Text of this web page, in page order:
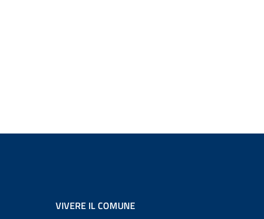
VIVERE IL COMUNE